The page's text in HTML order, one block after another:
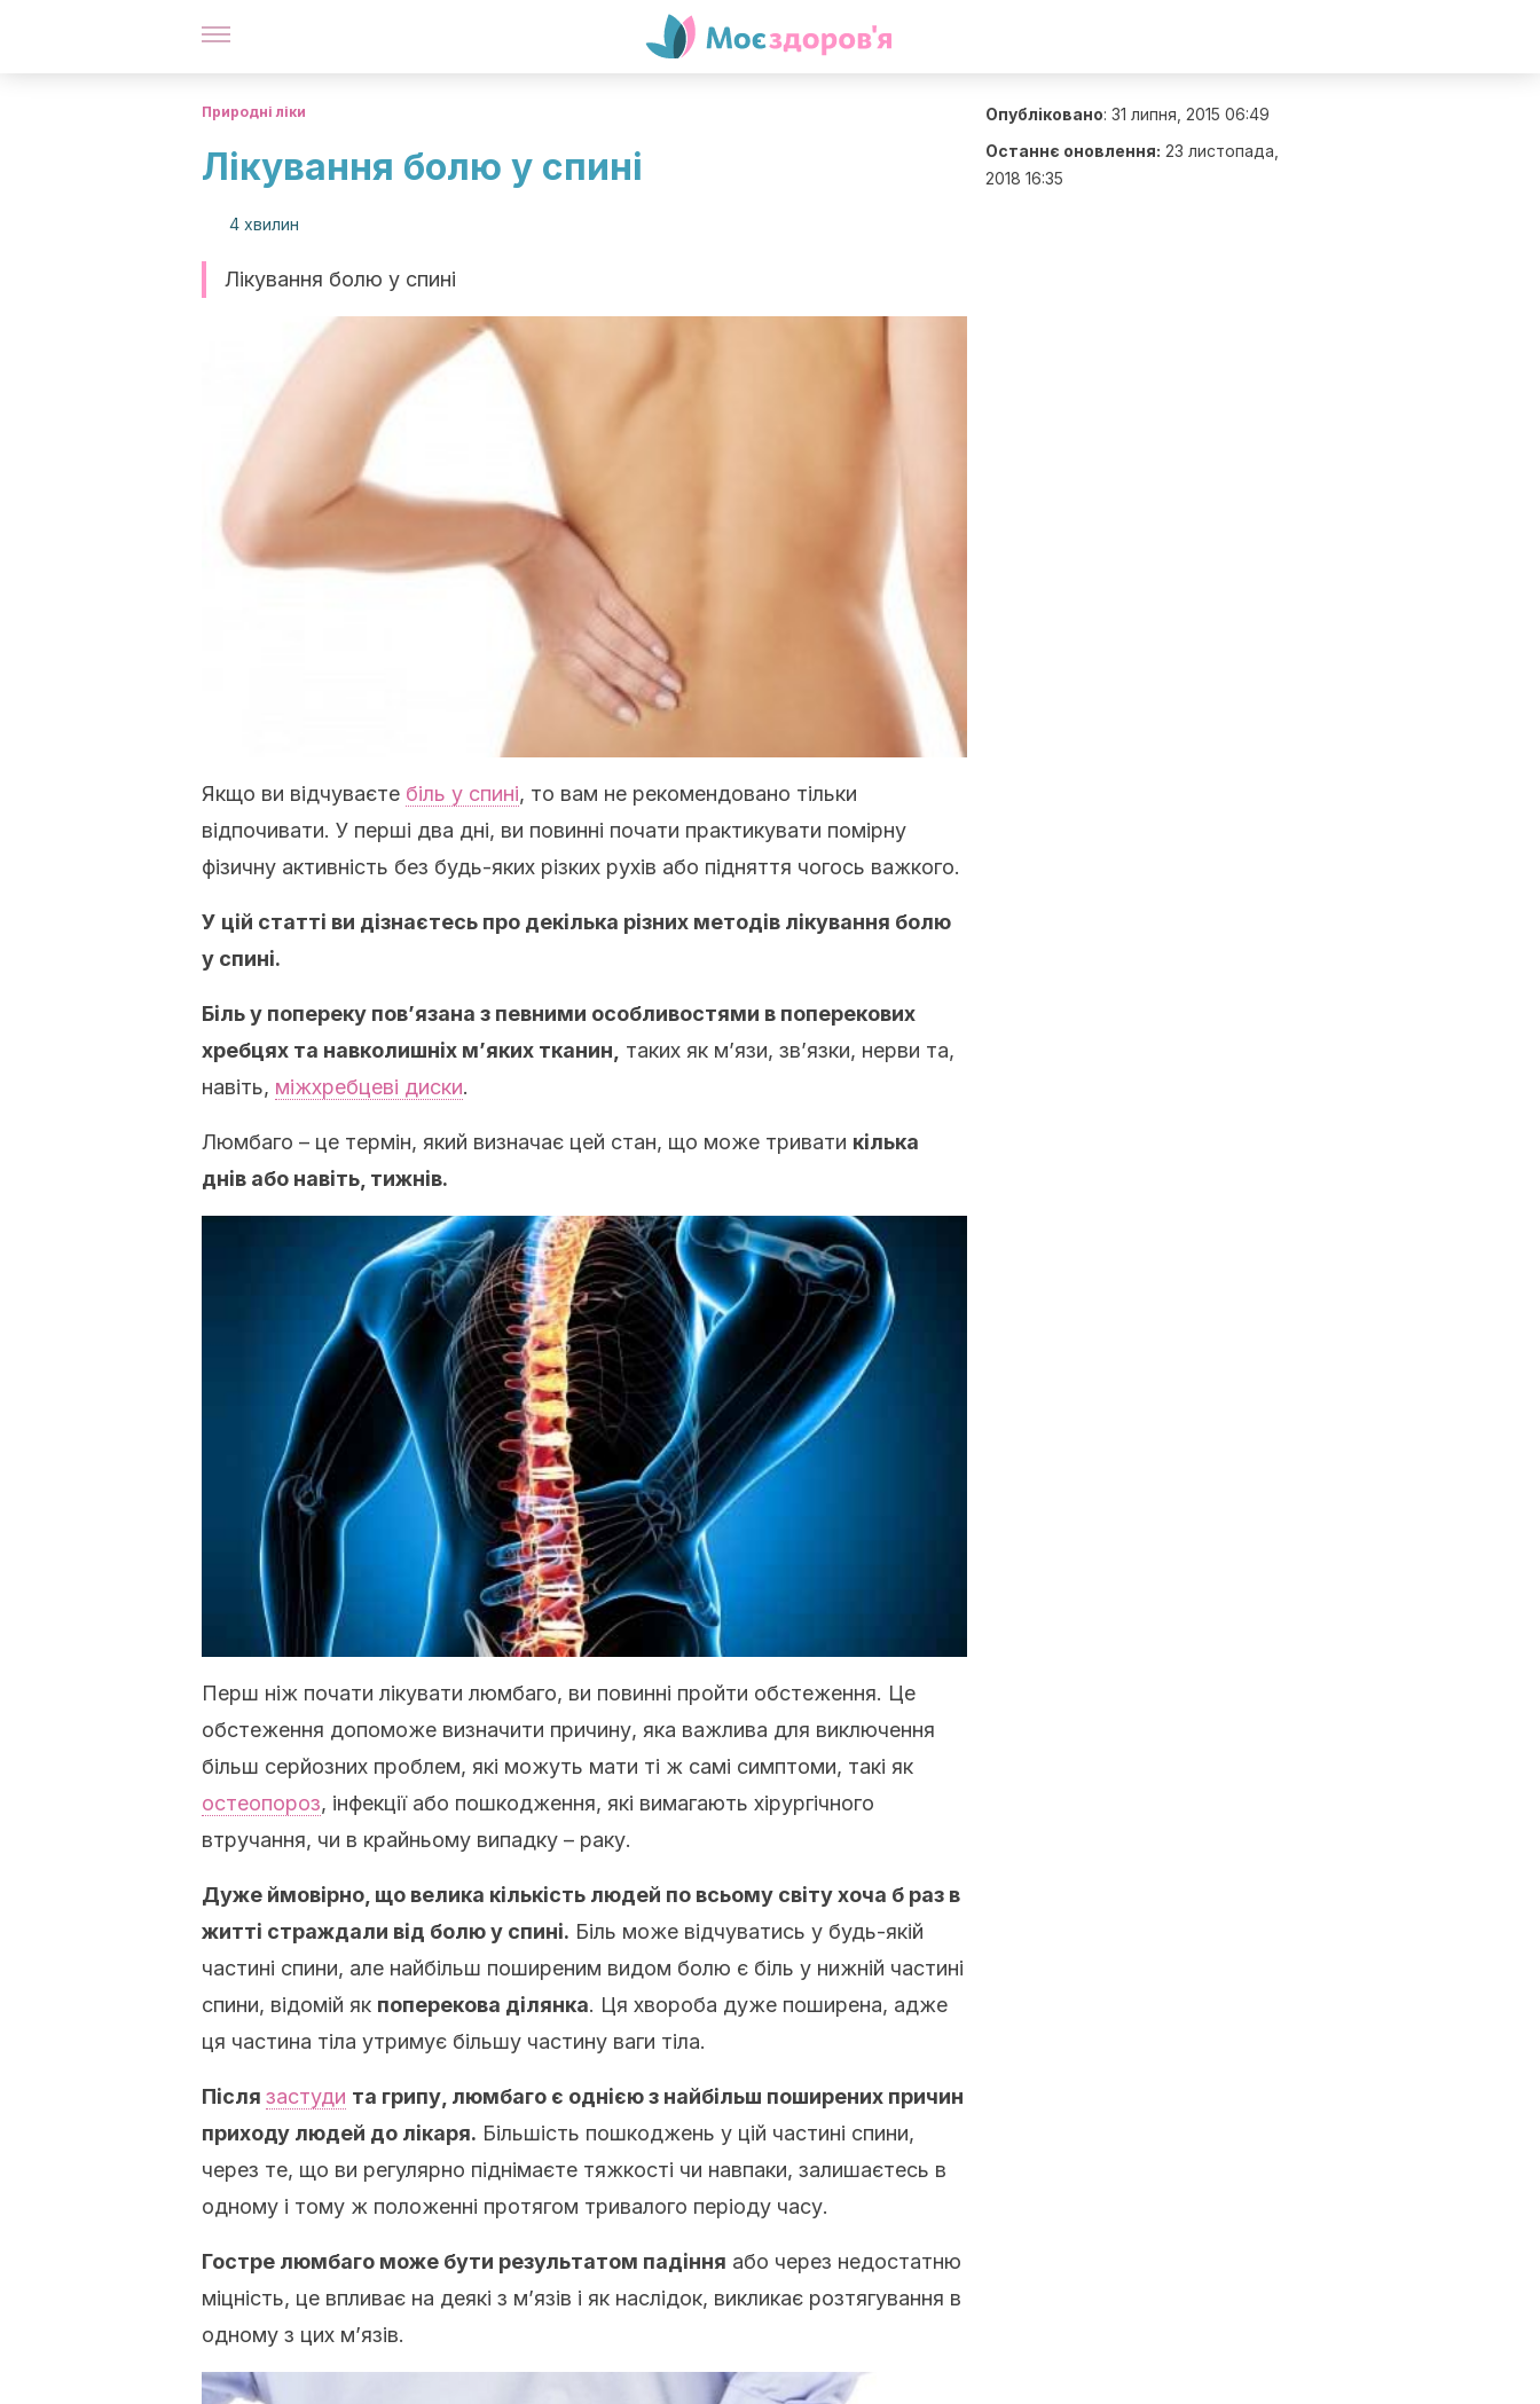
Природні ліки
Лікування болю у спині
4 хвилин
Лікування болю у спині
Якщо ви відчуваєте біль у спині, то вам не рекомендовано тільки
відпочивати. У перші два дні, ви повинні почати практикувати помірну
фізичну активність без будь-яких різких рухів або підняття чогось важкого.
У цій статті ви дізнаєтесь про декілька різних методів лікування болю
у спині.
Біль у попереку пов’язана з певними особливостями в поперекових
хребцях та навколишніх м’яких тканин,
таких як м’язи, зв’язки, нерви та,
навіть, міжхребцеві диски.
Люмбаго – це термін, який визначає цей стан, що може тривати кілька
днів або навіть, тижнів.
Перш ніж почати лікувати люмбаго, ви повинні пройти обстеження. Це
обстеження допоможе визначити причину, яка важлива для виключення
більш серйозних проблем, які можуть мати ті ж самі симптоми, такі як
остеопороз, інфекції або пошкодження, які вимагають хірургічного
втручання, чи в крайньому випадку – раку.
Дуже ймовірно, що велика кількість людей по всьому світу хоча б раз в
житті страждали від болю у спині. Біль може відчуватись у будь-якій
частині спини, але найбільш поширеним видом болю є біль у нижній частині
спини, відомій як поперекова ділянка. Ця хвороба дуже поширена, адже
ця частина тіла утримує більшу частину ваги тіла.
Після застуди та грипу, люмбаго є однією з найбільш поширених причин
приходу людей до лікаря. Більшість пошкоджень у цій частині спини,
через те, що ви регулярно піднімаєте тяжкості чи навпаки, залишаєтесь в
одному і тому ж положенні протягом тривалого періоду часу.
Гостре люмбаго може бути результатом падіння або через недостатню
міцність, це впливає на деякі з м’язів і як наслідок, викликає розтягування в
одному з цих м’язів.
Опубліковано: 31 липня, 2015 06:49
Останнє оновлення: 23 листопада,
2018 16:35